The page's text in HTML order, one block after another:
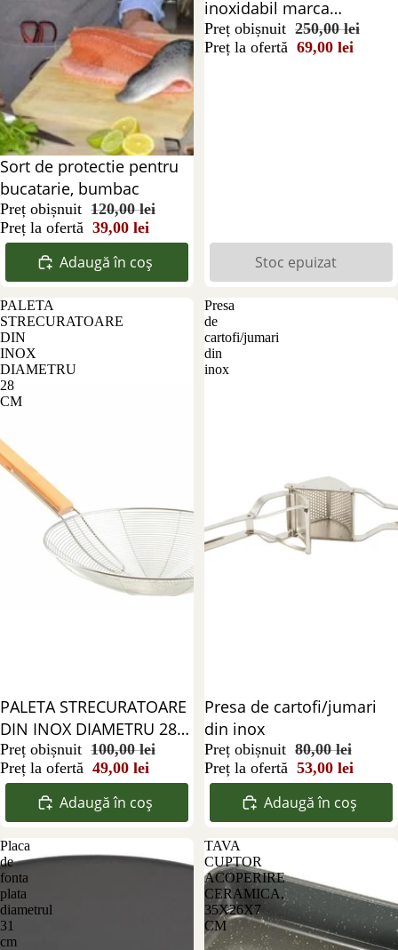
Reducere 68%
Sort de protectie pentru
bucatarie, bumbac
Preț obișnuit 120,00 lei
Preț la ofertă 39,00 lei
Adaugă în coș
inoxidabil marca
MDHAND
Preț obișnuit 250,00 lei
Preț la ofertă 69,00 lei
Stoc epuizat
PALETA
STRECURATOARE
DIN
INOX
DIAMETRU
28
CM
Reducere 51%
PALETA STRECURATOARE
DIN INOX DIAMETRU 28
CM
Preț obișnuit 100,00 lei
Preț la ofertă 49,00 lei
Adaugă în coș
Presa
de
cartofi/jumari
din
inox
Reducere 34%
Presa de cartofi/jumari
din inox
Preț obișnuit 80,00 lei
Preț la ofertă 53,00 lei
Adaugă în coș
Placa
de
fonta
plata
diametrul
31
cm
TAVA
CUPTOR
ACOPERIRE
CERAMICA,
35X26X7
CM